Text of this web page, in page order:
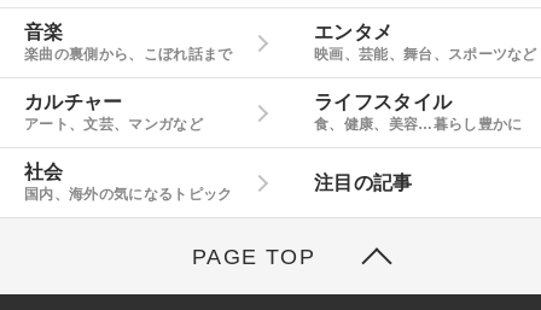
音楽
楽曲の裏側から、こぼれ話まで
エンタメ
映画、芸能、舞台、スポーツなど
カルチャー
アート、文芸、マンガなど
ライフスタイル
食、健康、美容…暮らし豊かに
社会
国内、海外の気になるトピック
注目の記事
PAGE TOP